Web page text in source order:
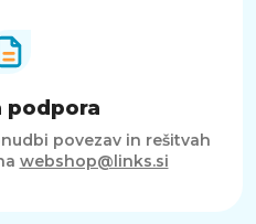
podpora
povezav in rešitvah
webshop@links.si